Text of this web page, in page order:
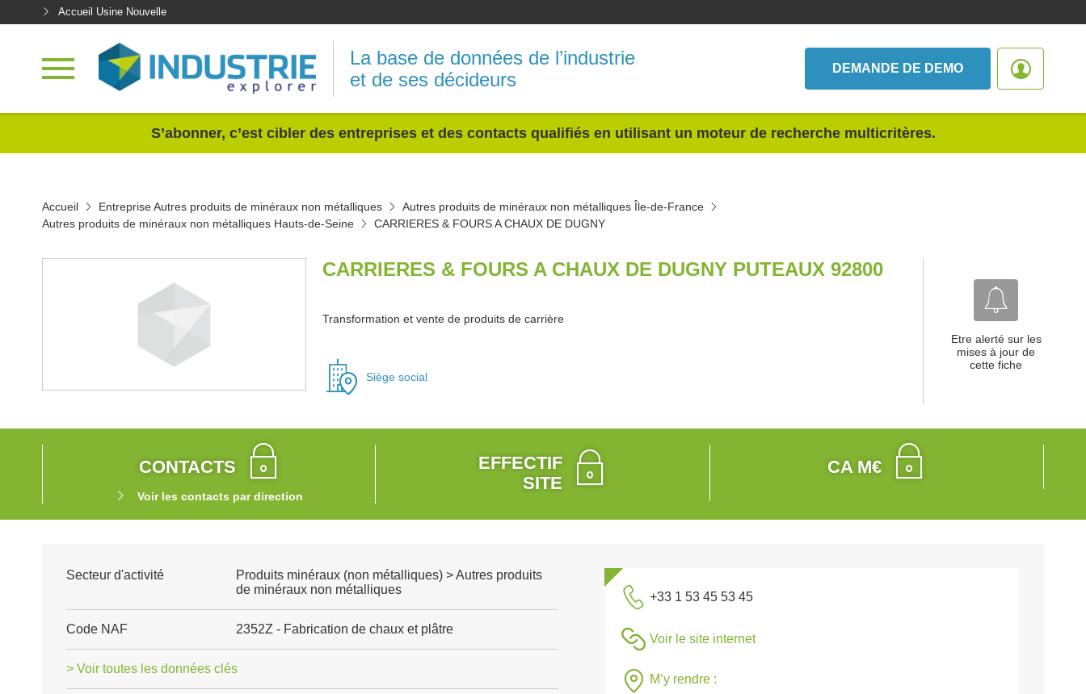
Accueil Usine Nouvelle
La base de données de l’industrie
et de ses décideurs
DEMANDE DE DEMO
S’abonner, c’est cibler des entreprises et des contacts qualifiés en utilisant un moteur de recherche multicritères.
Accueil Entreprise Autres produits de minéraux non métalliques
Autres produits de minéraux non métalliques Île-de-France
Autres produits de minéraux non métalliques Hauts-de-Seine
CARRIERES & FOURS A CHAUX DE DUGNY
CARRIERES & FOURS A CHAUX DE DUGNY PUTEAUX 92800
Transformation et vente de produits de carrière
Siège social
Etre alerté sur les
mises à jour de
cette fiche
CONTACTS
Voir les contacts par direction
EFFECTIF
SITE
CA M€
Secteur d'activité
Produits minéraux (non métalliques) > Autres produits
de minéraux non métalliques
Code NAF 2352Z - Fabrication de chaux et plâtre
> Voir toutes les données clés
+33 1 53 45 53 45
Voir le site internet
M’y rendre :